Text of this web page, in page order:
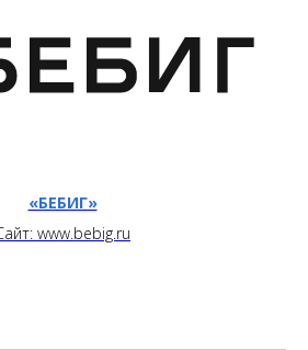
«БЕБИГ»
www.bebig.ru